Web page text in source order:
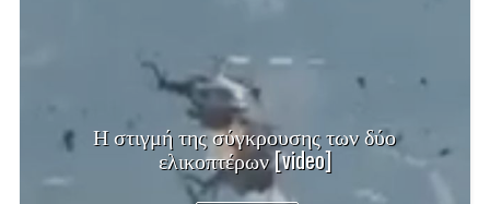
Η στιγμή της σύγκρουσης των δύο
ελικοπτέρων [video]